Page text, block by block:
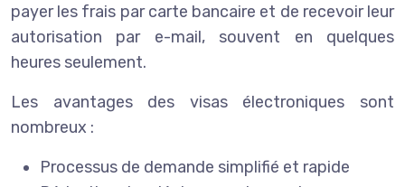
payer les frais par carte bancaire et de recevoir leur
autorisation par e-mail, souvent en quelques
heures seulement.
Les avantages des visas électroniques sont
nombreux :
Processus de demande simplifié et rapide